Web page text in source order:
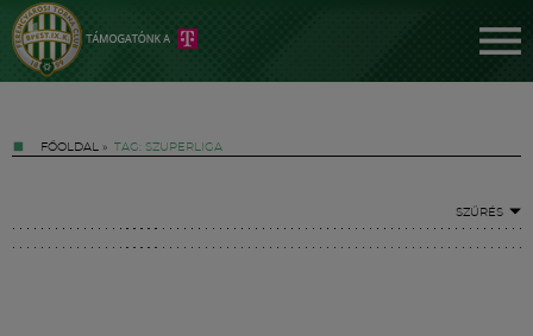
FŐOLDAL » TAG: SZUPERLIGA
SZŰRÉS